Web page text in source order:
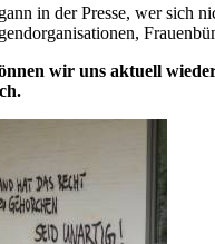
in der Presse, wer sich
wir uns aktuell